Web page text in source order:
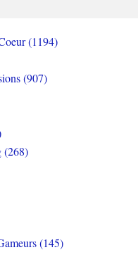
(1194)
(907)
(268)
(145)